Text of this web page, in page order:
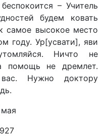
– Учитель
будем ковать
самое высокое место
году. Ур[усвати], яви
Ничто не
помощь не дремлет.
Нужно доктору